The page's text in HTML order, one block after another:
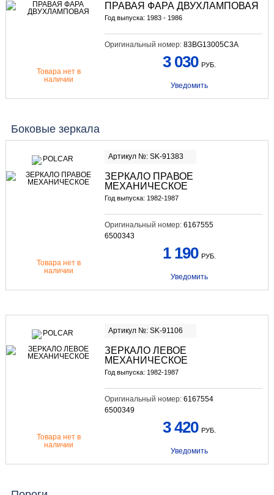
ПРАВАЯ ФАРА ДВУХЛАМПОВАЯ
Год выпуска: 1983 - 1986
Оригинальный номер: 83BG13005C3A
Товара нет в
наличии
3 030 РУБ.
Уведомить
Боковые зеркала
Артикул №: SK-91383
ЗЕРКАЛО ПРАВОЕ
МЕХАНИЧЕСКОЕ
Год выпуска: 1982-1987
Оригинальный номер: 6167555
6500343
Товара нет в
наличии
1 190 РУБ.
Уведомить
Артикул №: SK-91106
ЗЕРКАЛО ЛЕВОЕ
МЕХАНИЧЕСКОЕ
Год выпуска: 1982-1987
Оригинальный номер: 6167554
6500349
Товара нет в
наличии
3 420 РУБ.
Уведомить